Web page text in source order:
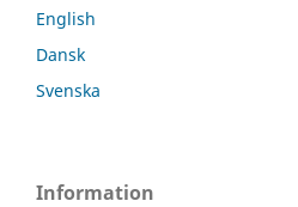
English
Dansk
Svenska
Information